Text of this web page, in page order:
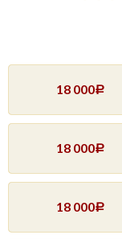
18 000Р
18 000Р
18 000Р